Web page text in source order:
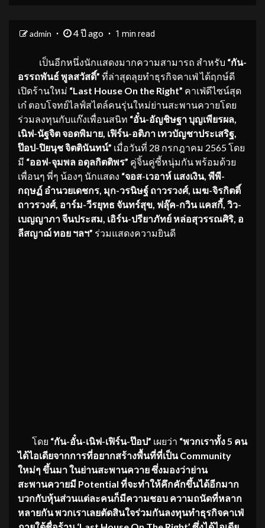
admin 4 ปี ago 1 min read
เป็นอีกหนึ่งนักแสดงมากความสามารถ สำหรับ “กัน-
อรรถพันธ์ พูลสวัสดิ์” ที่ล่าสุดลุยทำธุรกิจคาเฟ่ ได้ฤกษ์ดี
เปิดร้านใหม่ “Last House On the Right” คาเฟ่ดีไซน์สุด
เก๋ ตอบโจทย์ไลฟ์สไตล์คนรุ่นใหม่ย่านสะพานควายโดย
ร่วมลงทุนกับแก๊งเพื่อนสนิท “อั๋น-อัญชิษฐา บุญเพียรผล,
เนิฟ-นัฐจิต จอดพิมาย, เฟิร์น-อติภา เทวบัญชาประเสริฐ,
ป๊อป-ปิยนุช จิตตินันทน์” เมื่อวันที่ 28 กรกฎาคม 2565 โดย
มี “ออฟ-จุมพล อดุลกิตติพร” คู่จิ้นคู่ซี้หนุ่มกัน พร้อมด้วย
เพื่อนๆ พี่ๆ น้องๆ นักแสดง “จอส-เวอาห์ แสงเงิน, พีพี-
กฤษฏ์ อำนวยเดชกร, มุก-วรนิษฐ์ ถาวรวงศ์, เมฆ-จิรกิตติ์
ถาวรวงศ์, อาร์ม-วีรยุทธ จันทร์สุข, ฟลุ๊ค-กวิน แคสกี้, วิว-
เบญญาภา จีนประสม, เอิร์น-ปรียาภัทย์ หล่อสุวรรณศิริ, อ
ลีสญาฌ์ ทอย ฯลฯ” ร่วมแสดงความยินดี
โดย “กัน-อั๋น-เนิฟ-เฟิร์น-ป๊อป” เผยว่า “พวกเราทั้ง 5 คน
ได้ไอเดียจากการที่อยากสร้างพื้นที่ที่เป็น Community
ใหม่ๆ ขึ้นมา ในย่านสะพานควาย ซึ่งมองว่าย่าน
สะพานควายมี Potential ที่จะทำให้คึกคักขึ้นได้อีกมาก
บวกกับหุ้นส่วนแต่ละคนก็มีความชอบ ความถนัดที่หลาก
หลายกัน พวกเราเลยตัดสินใจร่วมกันลงทุนทำธุรกิจคาเฟ่